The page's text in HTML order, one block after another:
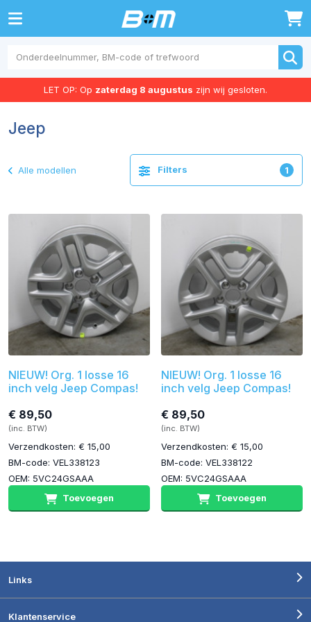
0
LET OP: Op zaterdag 8 augustus zijn wij gesloten.
Jeep
Alle modellen Filters 1
NIEUW! Org. 1 losse 16
inch velg Jeep Compas!
€ 89,50
(inc. BTW)
Verzendkosten: € 15,00
BM-code: VEL338123
OEM: 5VC24GSAAA
Toevoegen
NIEUW! Org. 1 losse 16
inch velg Jeep Compas!
€ 89,50
(inc. BTW)
Verzendkosten: € 15,00
BM-code: VEL338122
OEM: 5VC24GSAAA
Toevoegen
Links
Klantenservice